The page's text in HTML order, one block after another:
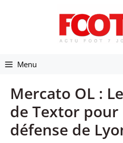
Menu
Mercato OL :
de Textor
défense de